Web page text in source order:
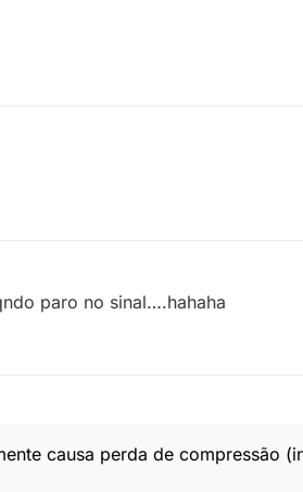
paro no sinal….hahaha
causa perda de compressão